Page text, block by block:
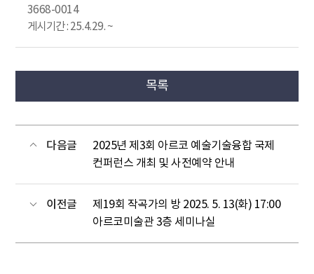
3668-0014
게시기간 : 25.4.29. ~
목록
다음글
2025년 제3회 아르코 예술기술융합 국제
컨퍼런스 개최 및 사전예약 안내
이전글
제19회 작곡가의 방 2025. 5. 13(화) 17:00
아르코미술관 3층 세미나실